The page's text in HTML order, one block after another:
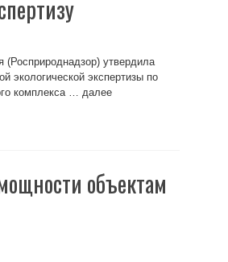
утвердила
экологической экспертизы по
комплекса … далее
объектам